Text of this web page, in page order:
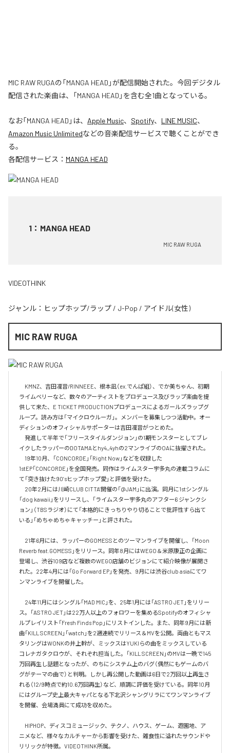
MIC RAW RUGAの「MANGA HEAD」が配信開始された。今回デジタル
配信された楽曲は、「MANGA HEAD」を含む全1曲となっている。
なお「MANGA HEAD 」は、 Apple Music、 Spotify、 LINE MUSIC、
Amazon Music Unlimitedなどの音楽配信サービスで聴くことができ
る。
各配信サービス： MANGA HEAD
1 ： MANGA HEAD
MIC RAW RUGA
VIDEOTHINK
ジャンル： ヒップホップ/ラップ / J-Pop / アイドル(女性)
MIC RAW RUGA
KMNZ、吉田凜音/RINNEEE、根本凪（ex.でんぱ組）、でか美ちゃん、初期
ライムベリーなど、数々のアーティストをプロデュース及びラップ楽曲を提
供して来た、E TICKET PRODUCTIONプロデュースによるガールズラップグ
ループ。読み方は「マイクロウルーガ」。メンバーを募集しつつ活動中。オー
ディションのオフィシャルサポーターは吉田凜音がつとめた。
発進して半年で「フリースタイルダンジョン」の1期モンスターとしてブレ
イクしたラッパーのDOTAMAとhy4_4yhの2マンライブのOAに抜擢された。
19年10月、「CONCORDE」「Right Now」などを収録した
1stEP「CONCORDE」を全国発売。同作はライムスター宇多丸の連載コラムに
て「突き抜けた90’sヒップホップ愛」と評価を受けた。
20年2月には川崎CLUB CITTA’開催の「@JAM」に出演。同月に1stシングル
「dog kawaii」をリリースし、「ライムスター宇多丸のアフター6 ジャンクシ
ョン」（TBSラジオ）にて「本格的にきっちりやり切ることで批評性すら出て
いる」「めちゃめちゃキャッチー」と評された。
21年6月には、ラッパーのGOMESSとのツーマンライブを開催し、「Moon
Reverb feat.GOMESS」をリリース。同年8月にはWEGO＆米原康正の企画に
登場し、渋谷109店など複数のWEGO店舗のビジョンにて紹介映像が展開さ
れた。22年4月には「Go Forward EP」を発売、9月には渋谷club asiaにてワ
ンマンライブを開催した。
24年11月にはシングル「MAD MIC」を、25年1月には「ASTRO JET」をリリー
ス。「ASTRO JET」は22万人以上のフォロワーを集めるSpotifyのオフィシャ
ルプレイリスト「Fresh Finds Pop」にリストインした。また、同年9月には新
曲「KILL SCREEN」「watch」を2週連続でリリース＆MVを公開。両曲ともマス
タリングはWONKの井上幹が、ミックスはYUKIらの曲をミックスしている
コレナガタクロウが、それぞれ担当した。「KILL SCREEN」のMVは一晩で145
万回再生し話題となったが、のちにシステム上のバグ（偶然にもゲームのバ
グがテーマの曲で）と判明。しかし再公開した動画は6日で2万回以上再生さ
れる（12/9時点で約10.6万回再生）など、順調に評価を受けている。同年10月
にはグループ史上最大キャパとなる下北沢シャングリラにてワンマンライブ
を開催、会場満員にて成功を収めた。
HIPHOP、ディスコミュージック、テクノ、ハウス、ゲーム、遊園地、ア
ニメなど、様々なカルチャーから影響を受けた、雑食性に溢れたサウンドや
リリックが特徴。VIDEOTHINK所属。